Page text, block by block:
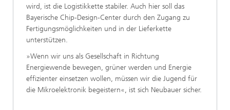
wird, ist die Logistikkette stabiler. Auch hier soll das
Bayerische Chip-Design-Center durch den Zugang zu
Fertigungsmöglichkeiten und in der Lieferkette
unterstützen.
»Wenn wir uns als Gesellschaft in Richtung
Energiewende bewegen, grüner werden und Energie
effizienter einsetzen wollen, müssen wir die Jugend für
die Mikroelektronik begeistern«, ist sich Neubauer sicher.